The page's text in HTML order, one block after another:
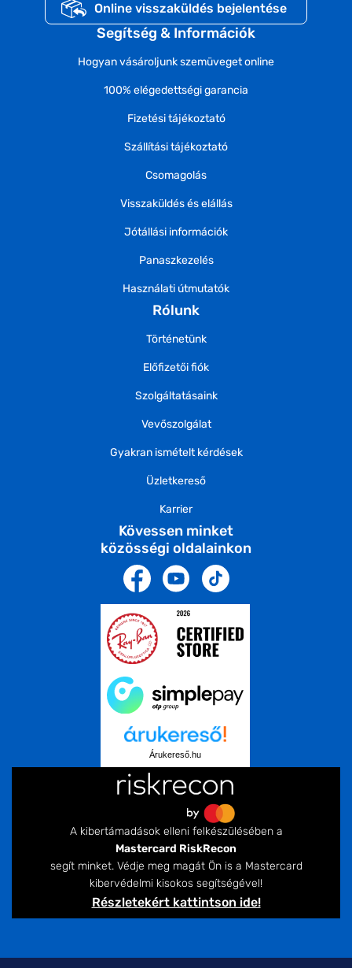
Online visszaküldés bejelentése
Segítség & Információk
Hogyan vásároljunk szemüveget online
100% elégedettségi garancia
Fizetési tájékoztató
Szállítási tájékoztató
Csomagolás
Visszaküldés és elállás
Jótállási információk
Panaszkezelés
Használati útmutatók
Rólunk
Történetünk
Előfizetői fiók
Szolgáltatásaink
Vevőszolgálat
Gyakran ismételt kérdések
Üzletkereső
Karrier
Kövessen minket
közösségi oldalainkon
Árukereső.hu
A kibertámadások elleni felkészülésében a
Mastercard RiskRecon
segít minket. Védje meg magát Ön is a Mastercard
kibervédelmi kisokos segítségével!
Részletekért kattintson ide!